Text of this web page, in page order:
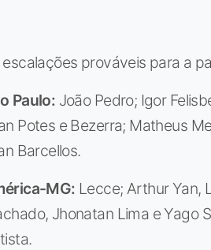
prováveis para a
Paulo: João Pedro; Igor
Potes e Bezerra; Matheus
Barcellos.
MG: Lecce; Arthur Yan,
Jhonatan Lima e Yago